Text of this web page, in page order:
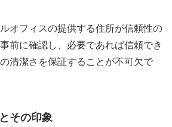
オフィスの提供する住所が信頼性の
前に確認し、必要であれば信頼でき
清潔さを保証することが不可欠で
その印象